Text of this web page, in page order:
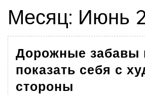
Месяц: Июнь
Дорожные забавы
показать себя с
стороны